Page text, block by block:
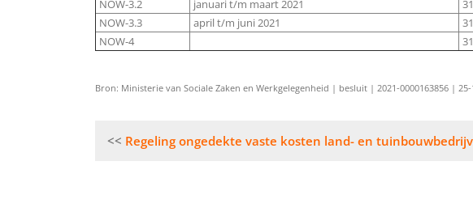
NOW-3.2
januari t/m maart 2021
NOW-3.3
april t/m juni 2021
NOW-4
Bron: Ministerie van Sociale Zaken en Werkgelegenheid | besluit | 2021-0000163856 | 25-
Bericht
Regeling ongedekte vaste kosten land- en